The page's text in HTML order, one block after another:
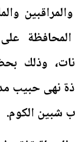
على
وذلك
نهى حبيب
شبين الكوم.